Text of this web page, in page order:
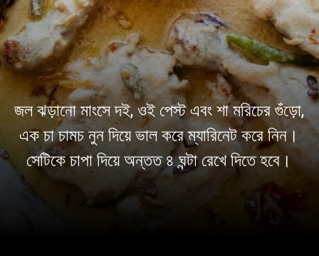
জল ঝড়ানো মাংসে দই, ওই পেস্ট এবং শা মরিচের গুঁড়ো,
এক চা চামচ নুন দিয়ে ভাল করে ম্যারিনেট করে নিন।
সেটিকে চাপা দিয়ে অন্তত ৪ ঘন্টা রেখে দিতে হবে।